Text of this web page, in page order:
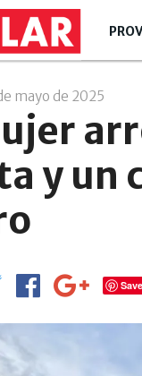
mayo de 2025
y un
Save